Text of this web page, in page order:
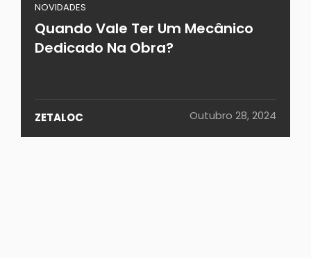
NOVIDADES
Quando Vale Ter Um Mecânico
Dedicado Na Obra?
ZETALOC Outubro 28, 2024